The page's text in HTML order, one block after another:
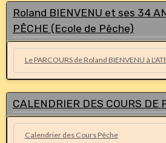
Roland BIENVENU et ses 34
PÊCHE (Ecole de Pêche)
Le PARCOURS de Roland BIENVENU à
CALENDRIER DES COURS DE
Calendrier des Cours Pêche